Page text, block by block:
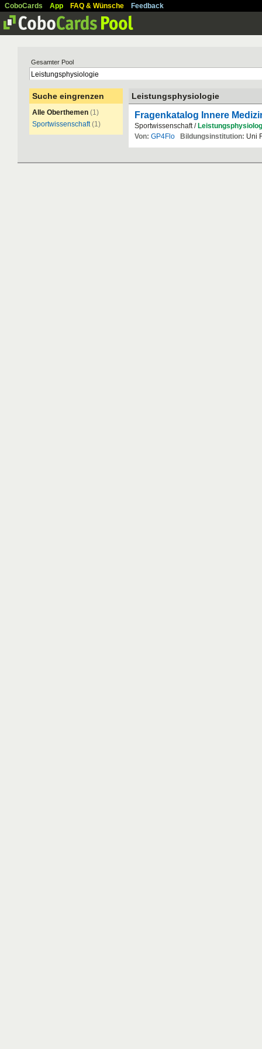
CoboCards App FAQ & Wünsche Feedback
Gesamter Pool
Suche eingrenzen
Alle Oberthemen (1)
Sportwissenschaft (1)
Leistungsphysiologie
Fragenkatalog Innere
Sportwissenschaft /
Von: GP4Flo Bildungsinstitution: Uni